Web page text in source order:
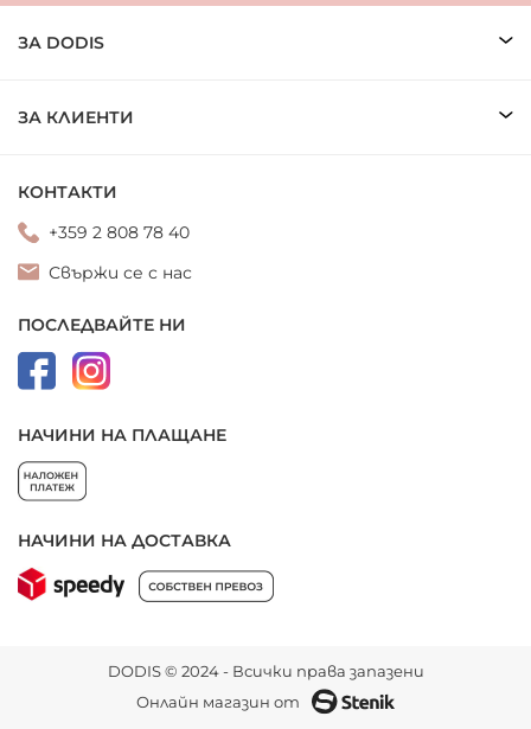
ЗА DODIS
ЗА КЛИЕНТИ
КОНТАКТИ
+359 2 808 78 40
Свържи се с нас
ПОСЛЕДВАЙТЕ НИ
НАЧИНИ НА ПЛАЩАНЕ
НАЧИНИ НА ДОСТАВКА
DODIS © 2024 - Всички права запазени
Онлайн магазин от